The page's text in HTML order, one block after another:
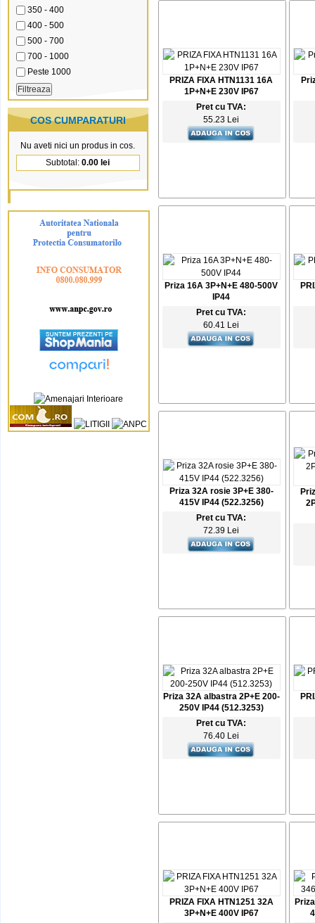
350 - 400
400 - 500
500 - 700
700 - 1000
Peste 1000
COS CUMPARATURI
Nu aveti nici un produs in cos.
Subtotal: 0.00 lei
PRIZA FIXA HTN1131 16A
1P+N+E 230V IP67
Pret cu TVA:
55.23 Lei
Priza 16A 3P+N+E 480-500V
IP44
Pret cu TVA:
60.41 Lei
Priza 32A rosie 3P+E 380-
415V IP44 (522.3256)
Pret cu TVA:
72.39 Lei
Priza 32A albastra 2P+E 200-
250V IP44 (512.3253)
Pret cu TVA:
76.40 Lei
PRIZA FIXA HTN1251 32A
3P+N+E 400V IP67